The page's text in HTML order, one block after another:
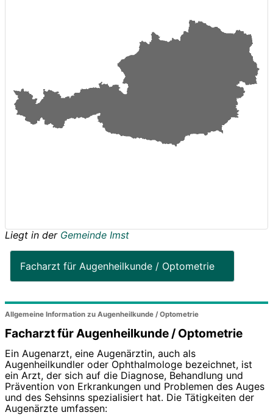
Liegt in der Gemeinde Imst
Facharzt für Augenheilkunde / Optometrie
Allgemeine Information zu Augenheilkunde / Optometrie
Facharzt für Augenheilkunde / Optometrie
Ein Augenarzt, eine Augenärztin, auch als
Augenheilkundler oder Ophthalmologe bezeichnet, ist
ein Arzt, der sich auf die Diagnose, Behandlung und
Prävention von Erkrankungen und Problemen des Auges
und des Sehsinns spezialisiert hat. Die Tätigkeiten der
Augenärzte umfassen: